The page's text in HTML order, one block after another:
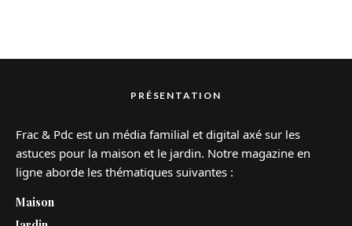
PRÉSENTATION
Frac & Pdc est un média familial et digital axé sur les
astuces pour la maison et le jardin. Notre magazine en
ligne aborde les thématiques suivantes :
Maison